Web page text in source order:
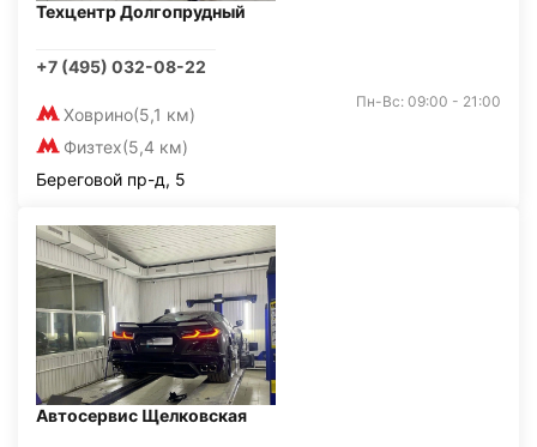
Техцентр Долгопрудный
+7 (495) 032-08-22
Ховрино(5,1 км)
Физтех(5,4 км)
Пн-Вс: 09:00 - 21:00
Береговой пр-д, 5
Автосервис Щелковская